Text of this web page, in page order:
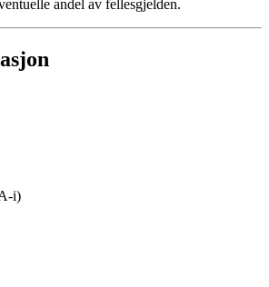
andel av fellesgjelden.
i)